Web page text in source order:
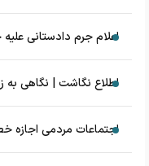
اعلام جرم دادستانی
اطلاع نگاشت | نگاهی به
اجتماعات مردمی اجازه